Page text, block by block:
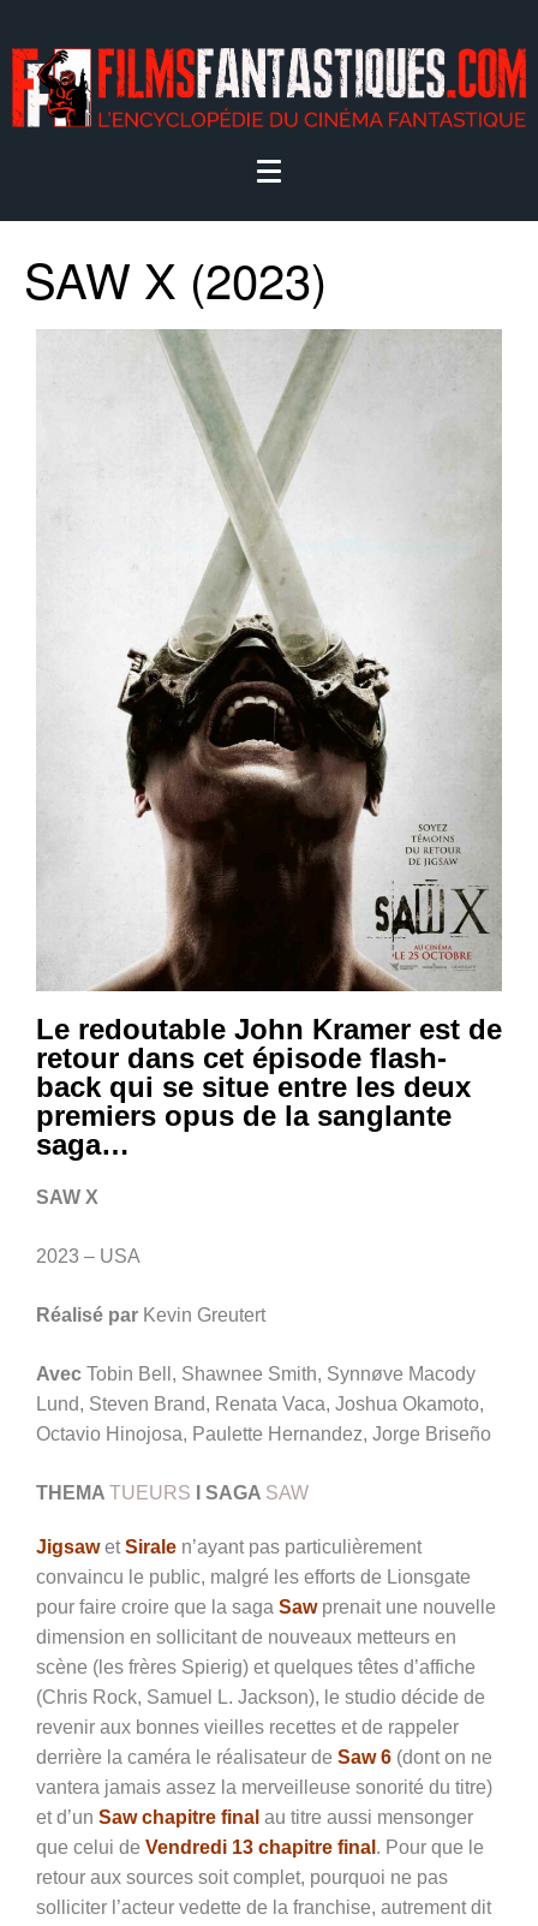
SAW X (2023)
Le redoutable John Kramer est de
retour dans cet épisode flash-
back qui se situe entre les deux
premiers opus de la sanglante
saga…
SAW X
2023 – USA
Réalisé par Kevin Greutert
Avec Tobin Bell, Shawnee Smith, Synnøve Macody
Lund, Steven Brand, Renata Vaca, Joshua Okamoto,
Octavio Hinojosa, Paulette Hernandez, Jorge Briseño
THEMA TUEURS I SAGA SAW
JigsawetSirale n’ayant pas particulièrement
convaincu le public, malgré les efforts de Lionsgate
pour faire croire que la saga Sawprenait une nouvelle
dimension en sollicitant de nouveaux metteurs en
scène (les frères Spierig) et quelques têtes d’affiche
(Chris Rock, Samuel L. Jackson), le studio décide de
revenir aux bonnes vieilles recettes et de rappeler
derrière la caméra le réalisateur de Saw 6 (dont on ne
vantera jamais assez la merveilleuse sonorité du titre)
et d’un Saw chapitre final au titre aussi mensonger
que celui de Vendredi 13 chapitre final . Pour que le
retour aux sources soit complet, pourquoi ne pas
solliciter l’acteur vedette de la franchise, autrement dit